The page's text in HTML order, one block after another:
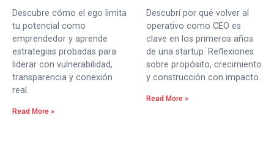
Descubre cómo el ego limita
tu potencial como
emprendedor y aprende
estrategias probadas para
liderar con vulnerabilidad,
transparencia y conexión
real.
Read More »
Descubrí por qué volver al
operativo como CEO es
clave en los primeros años
de una startup. Reflexiones
sobre propósito, crecimiento
y construcción con impacto.
Read More »